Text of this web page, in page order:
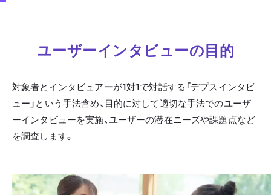
ユーザーインタビューの目的
対象者とインタビュアーが1対1で対話する「デプスインタビ
ュー」という手法含め、目的に対して適切な手法でのユーザ
ーインタビューを実施、ユーザーの潜在ニーズや課題点など
を調査します。